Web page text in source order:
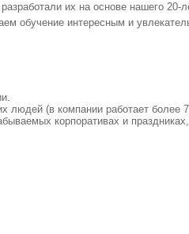
их на основе нашего 20-
обучение интересным и
людей (в компании работает более
корпоративах и